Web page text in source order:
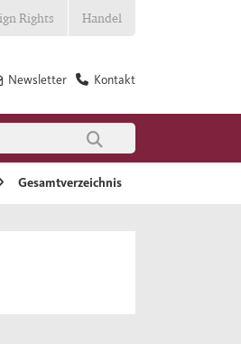
Rights Handel
Kontakt
Newsletter
Gesamtverzeichnis